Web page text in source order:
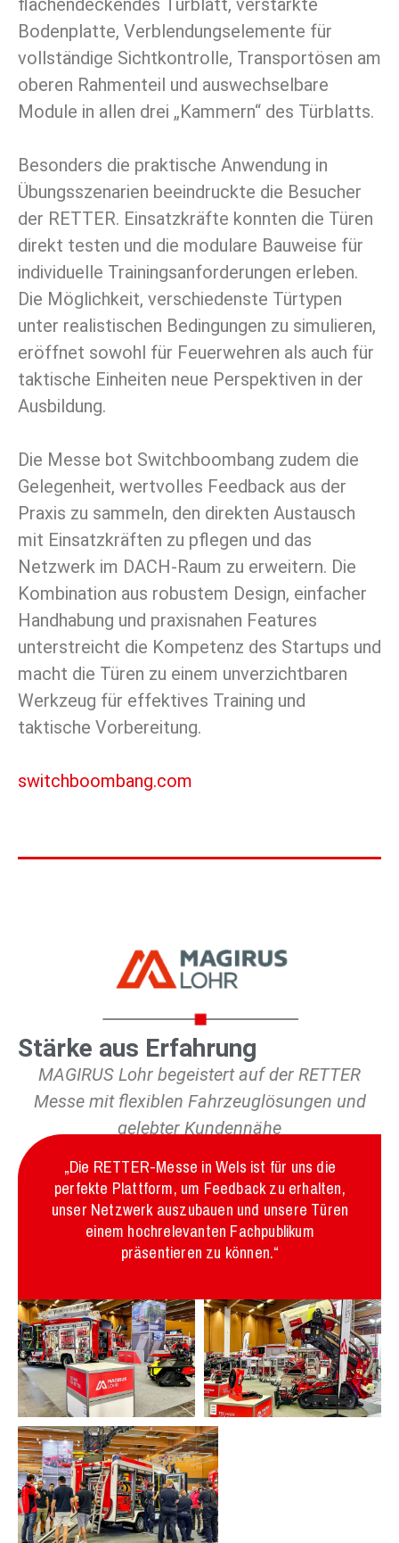
Bodenplatte, Verblendungselemente für
vollständige Sichtkontrolle, Transportösen am
oberen Rahmenteil und auswechselbare
Module in allen drei „Kammern“ des Türblatts.
Besonders die praktische Anwendung in
Übungsszenarien beeindruckte die Besucher
der RETTER. Einsatzkräfte konnten die Türen
direkt testen und die modulare Bauweise für
individuelle Trainingsanforderungen erleben.
Die Möglichkeit, verschiedenste Türtypen
unter realistischen Bedingungen zu simulieren,
eröffnet sowohl für Feuerwehren als auch für
taktische Einheiten neue Perspektiven in der
Ausbildung.
Die Messe bot Switchboombang zudem die
Gelegenheit, wertvolles Feedback aus der
Praxis zu sammeln, den direkten Austausch
mit Einsatzkräften zu pflegen und das
Netzwerk im DACH-Raum zu erweitern. Die
Kombination aus robustem Design, einfacher
Handhabung und praxisnahen Features
unterstreicht die Kompetenz des Startups und
macht die Türen zu einem unverzichtbaren
Werkzeug für effektives Training und
taktische Vorbereitung.
switchboombang.com
Stärke aus Erfahrung
MAGIRUS Lohr begeistert auf der RETTER
Messe mit flexiblen Fahrzeuglösungen und
gelebter Kundennähe
„Die RETTER-Messe in Wels ist für uns die
perfekte Plattform, um Feedback zu erhalten,
unser Netzwerk auszubauen und unsere Türen
einem hochrelevanten Fachpublikum
präsentieren zu können.“